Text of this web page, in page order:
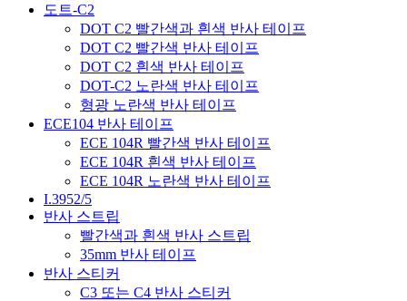
도트-C2
DOT C2 빨간색과 흰색 반사 테이프
DOT C2 빨간색 반사 테이프
DOT C2 흰색 반사 테이프
DOT-C2 노란색 반사 테이프
형광 노란색 반사 테이프
ECE104 반사 테이프
ECE 104R 빨간색 반사 테이프
ECE 104R 흰색 반사 테이프
ECE 104R 노란색 반사 테이프
I.3952/5
반사 스트립
빨간색과 흰색 반사 스트립
35mm 반사 테이프
반사 스티커
C3 또는 C4 반사 스티커